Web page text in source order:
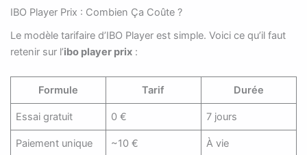
IBO Player Prix : Combien Ça Coûte ?
Le modèle tarifaire d’IBO Player est simple. Voici ce qu’il faut
retenir sur l’ibo player prix:
Formule Tarif Durée
Essai gratuit 0 € 7 jours
Paiement unique ~10 € À vie